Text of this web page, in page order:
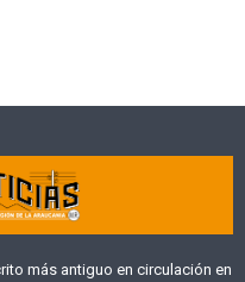
más antiguo en circulación en